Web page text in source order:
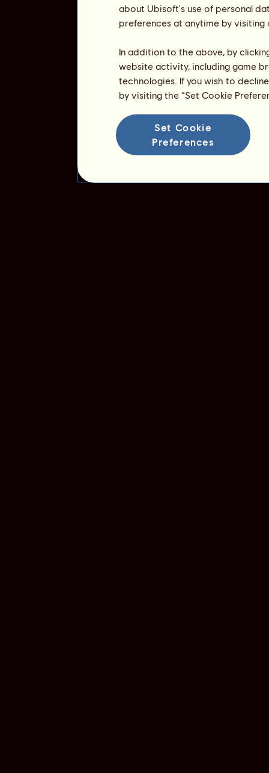
about Ubisoft's use of personal
preferences at anytime by
In addition to the above, by
website activity, including game
technologies. If you wish to
by visiting the “Set Cookie
Set Cookie
Preferences